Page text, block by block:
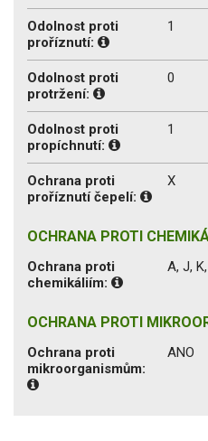
Odolnost proti
proříznutí:
1
Odolnost proti
protržení:
0
Odolnost proti
propíchnutí:
1
Ochrana proti
proříznutí čepelí:
X
OCHRANA PROTI
Ochrana proti
chemikáliím:
A, J,
OCHRANA PROTI
Ochrana proti
mikroorganismům:
ANO